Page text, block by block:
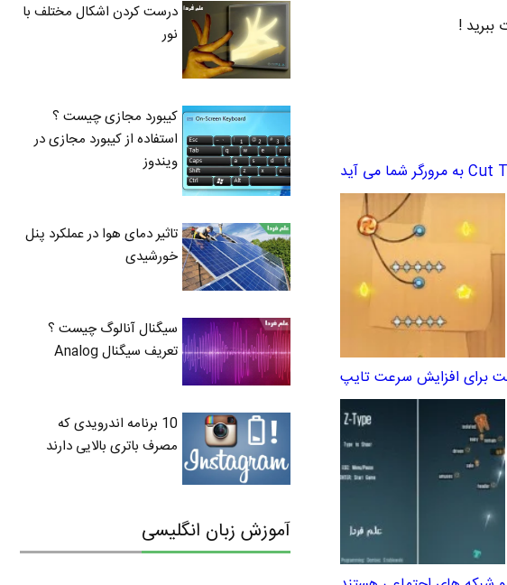
!
برای افزایش سرعت تایپ
درست کردن اشکال مختلف با
نور
کیبورد مجازی چیست ؟
استفاده از کیبورد مجازی در
ویندوز
تاثیر دمای هوا در عملکرد پنل
خورشیدی
سیگنال آنالوگ چیست ؟
تعریف سیگنال Analog
10 برنامه اندرویدی که
مصرف باتری بالایی دارند
آموزش زبان انگلیسی